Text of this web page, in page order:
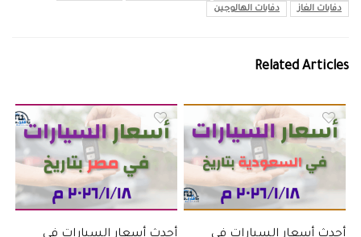
دفايات الغاز
دفايات الهالوجين
Related Articles
أحدث أسعار السيارات في
أحدث أسعار السيارات في